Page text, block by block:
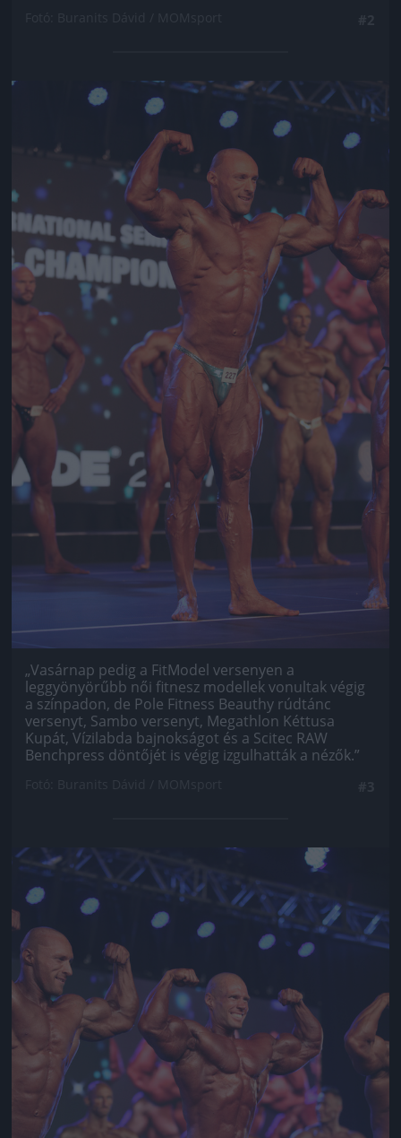
Jön még kép!
„Vasárnap pedig a FitModel versenyen a
leggyönyörűbb női fitnesz modellek vonultak végig
a színpadon, de Pole Fitness Beauthy rúdtánc
versenyt, Sambo versenyt, Megathlon Kéttusa
Kupát, Vízilabda bajnokságot és a Scitec RAW
Benchpress döntőjét is végig izgulhatták a nézők.”
Jön még kép!